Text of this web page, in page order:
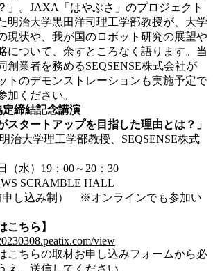
」。JAXA「はやぶさ」のプロジェクト
明治大学黒田洋司理工学部教授が、大学
現状や、我が国のロボット研究の展望や
について、余すところなく語ります。当
創業者を務めるSEQSENSE株式会社が
トのデモンストレーションも実施予定で
加ください。
締結記念講演
スタートアップを目指した理由とは？」
治大学理工学部教授、SEQSENSE株式
（水）19：00～20：30
SCRAMBLE HALL
申し込み制） ※オンラインでも参加い
こちら】
view
こちらの取材お申し込みフォームから必
え、送信してください。